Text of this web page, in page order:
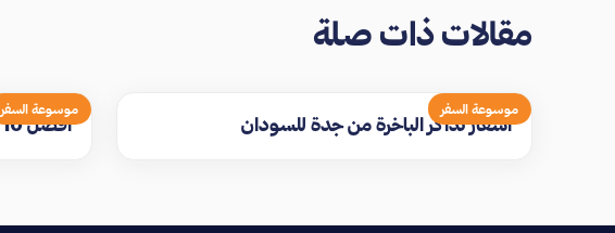
مقالات ذات صلة
موسوعة السفر
اسعار تذاكر الباخرة من جدة للسودان
موسوعة السفر
افضل 10 وجهات للسفر في شهر يوليو